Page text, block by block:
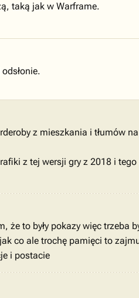
taką jak w Warframe.
z mieszkania i tłumów
z tej wersji gry z 2018 i
że to były pokazy więc trzeba
co ale trochę pamięci to
i postacie